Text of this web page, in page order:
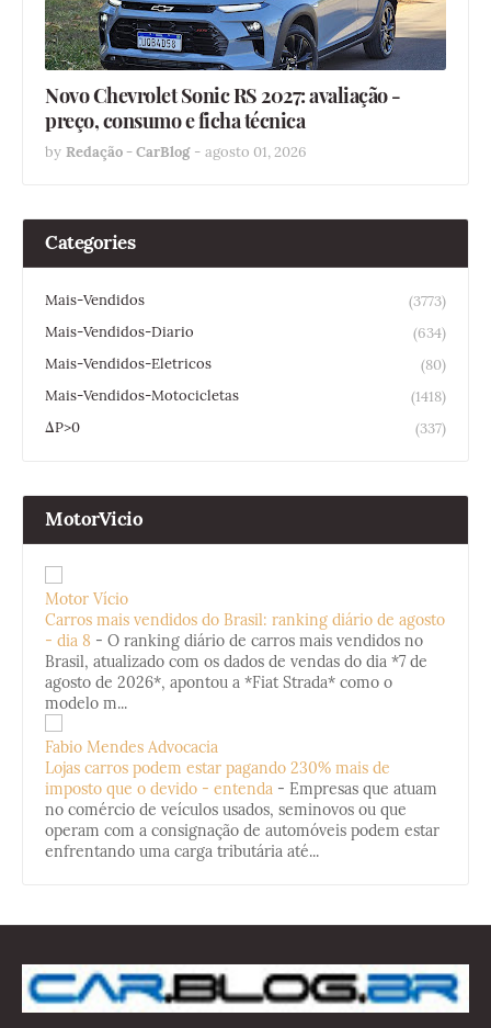
Novo Chevrolet Sonic RS 2027: avaliação -
preço, consumo e ficha técnica
by Redação - CarBlog - agosto 01, 2026
Categories
Mais-Vendidos
(3773)
Mais-Vendidos-Diario
(634)
Mais-Vendidos-Eletricos
(80)
Mais-Vendidos-Motocicletas
(1418)
ΔP>0
(337)
MotorVicio
Motor Vício
Carros mais vendidos do Brasil: ranking diário de agosto
- dia 8 - O ranking diário de carros mais vendidos no
Brasil, atualizado com os dados de vendas do dia *7 de
agosto de 2026*, apontou a *Fiat Strada* como o
modelo m...
Fabio Mendes Advocacia
Lojas carros podem estar pagando 230% mais de
imposto que o devido - entenda - Empresas que atuam
no comércio de veículos usados, seminovos ou que
operam com a consignação de automóveis podem estar
enfrentando uma carga tributária até...